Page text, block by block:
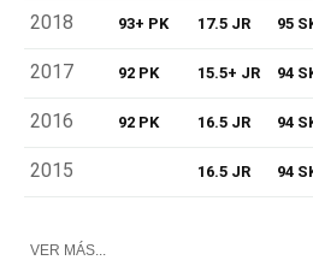
2018 93+ PK 17.5 JR 95
2017 92 PK 15.5+ JR 94
2016 92 PK 16.5 JR 94
2015 16.5 JR 94
VER MÁS...